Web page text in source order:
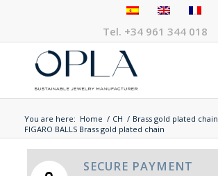
Tel. +34 961 344 018
You are here: Home / CH / Brass gold plated chain
FIGARO BALLS Brass gold plated chain
SECURE PAYMENT